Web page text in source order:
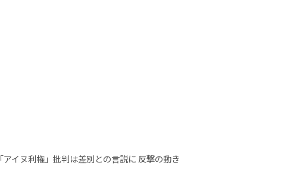
「アイヌ利権」批判は差別との言説に 反撃の動き